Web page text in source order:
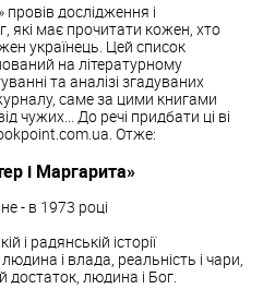
дослідження і
які має прочитати кожен, хто
українець. Цей список
на літературному
та аналізі згадуваних
саме за цими книгами
чужих... До речі придбати ці ві
Отже:
і Маргарита»
- в 1973 році
і радянській історії
і влада, реальність і чари,
достаток, людина і Бог.